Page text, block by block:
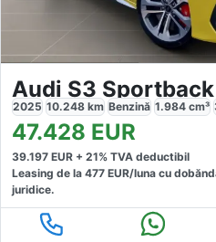
Audi S3 Sportback
2025 10.248 km Benzină 1.984 cm³
47.428 EUR
39.197 EUR + 21% TVA deductibil
Leasing de la 477 EUR/luna cu
juridice.